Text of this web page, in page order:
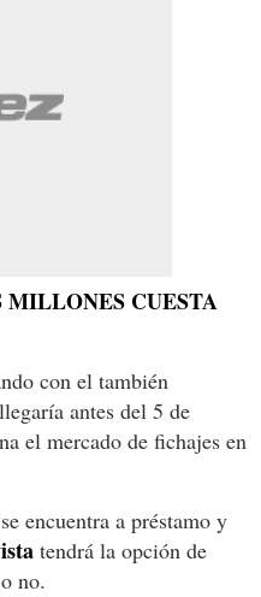
MILLONES CUESTA
con el también
antes del 5 de
el mercado de fichajes en
se encuentra a préstamo y
tendrá la opción de
o no.